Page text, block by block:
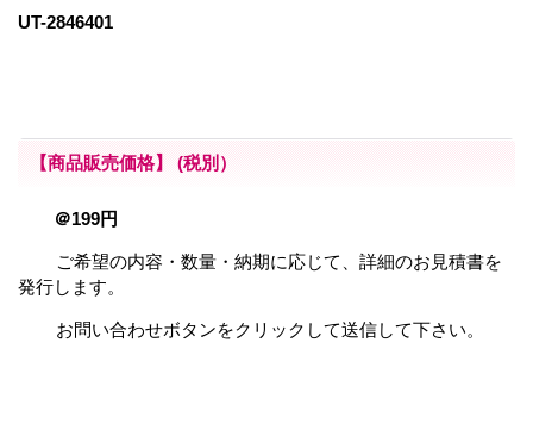
UT-2846401
【商品販売価格】 (税別）
＠199円
ご希望の内容・数量・納期に応じて、詳細のお見積書を
発行します。
お問い合わせボタンをクリックして送信して下さい。